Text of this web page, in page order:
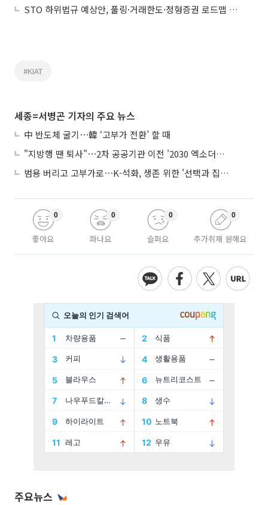
STO 하위법규 예상안, 풀링·거래한도·정형증권 로드맵 제시
#KIAT
세종=서병곤 기자의 주요 뉴스
中 반도체 굴기⋯韓 ‘고부가 전환’ 할 때
"지방행 땐 퇴사"⋯2차 공공기관 이전 '2030 엑소더스' 뇌관
범용 버리고 고부가로⋯K-석화, 생존 위한 '선택과 집중'
좋아요
0
화나요
0
슬퍼요
0
추가취재 원해요
0
주요뉴스